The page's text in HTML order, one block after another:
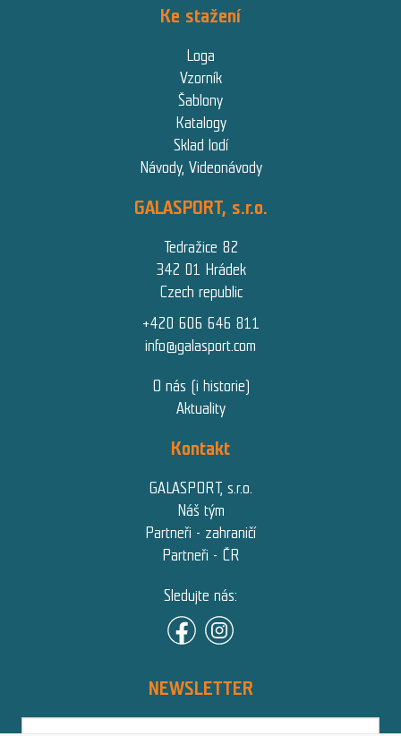
Ke stažení
Loga
Vzorník
Šablony
Katalogy
Sklad lodí
Návody, Videonávody
GALASPORT, s.r.o.
Tedražice 82
342 01 Hrádek
Czech republic
+420 606 646 811
info@galasport.com
O nás (i historie)
Aktuality
Kontakt
GALASPORT, s.r.o.
Náš tým
Partneři - zahraničí
Partneři - ČR
Sledujte nás:
NEWSLETTER